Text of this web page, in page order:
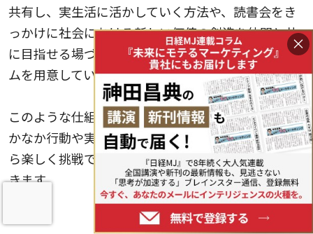
共有し、実生活に活かしていく方法や、読書会をき
っかけに社会における新しい価値の創造を仲間と共
に目指せる場づくりなど、趣向を凝らしたプログラ
ムを用意しています。
このような仕組みによって、読書をしても1人ではな
かなか行動や実践できなかった自分から、仲間とな
ら楽しく挑戦できる自分へとマインドが変化してい
きます。
事前に本を読まなくても、たった30分で本の中
×